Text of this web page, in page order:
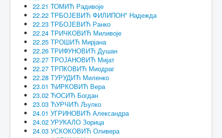
22.21 ТОМИЋ Радивоје
22.22 ТРБОЈЕВИЋ ФИЛИПОН* Надежда
22.23 ТРБОЈЕВИЋ Ранко
22.24 ТРИЧКОВИЋ Миливоје
22.25 ТРОШИЋ Мирјана
22.26 ТРИФУНОВИЋ Душан
22.27 ТРОЈАНОВИЋ Мијат
22.27 ТРПКОВИЋ Миодраг
22.28 ТУРУДИЋ Миленко
23.01 ЋИРКОВИЋ Вера
23.02 ЋОСИЋ Богдан
23.03 ЋУРЧИЋ Љупко
24.01 УГРИНОВИЋ Александра
24.02 УРУКАЛО Зорица
24.03 УСКОКОВИЋ Оливера